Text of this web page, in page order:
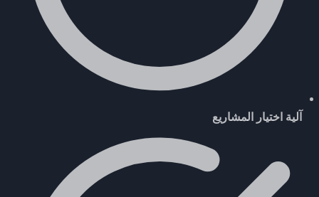
آلية اختيار المشاريع